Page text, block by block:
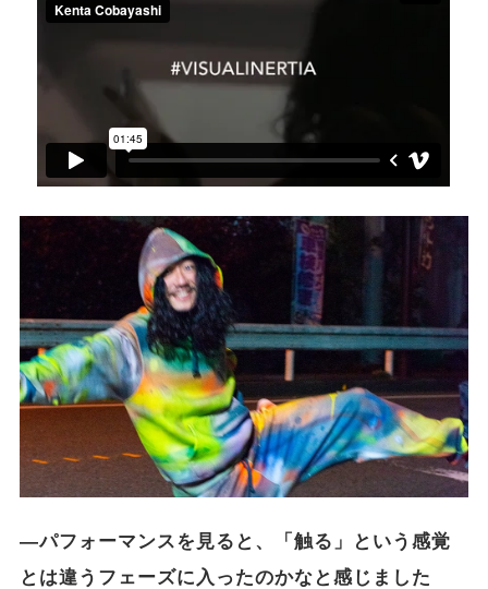
―パフォーマンスを見ると、「触る」という感覚
とは違うフェーズに入ったのかなと感じました